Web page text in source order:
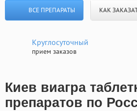
ВСЕ ПРЕПАРАТЫ КАК
Круглосуточный
прием заказов
Киев виагра
препаратов по